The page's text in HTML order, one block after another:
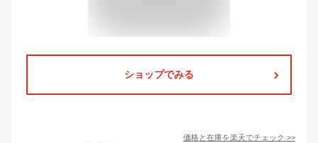
ショップでみる
価格と在庫を楽天でチェック >>